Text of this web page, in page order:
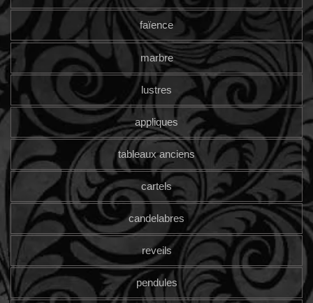
faïence
marbre
lustres
appliques
tableaux anciens
cartels
candelabres
reveils
pendules